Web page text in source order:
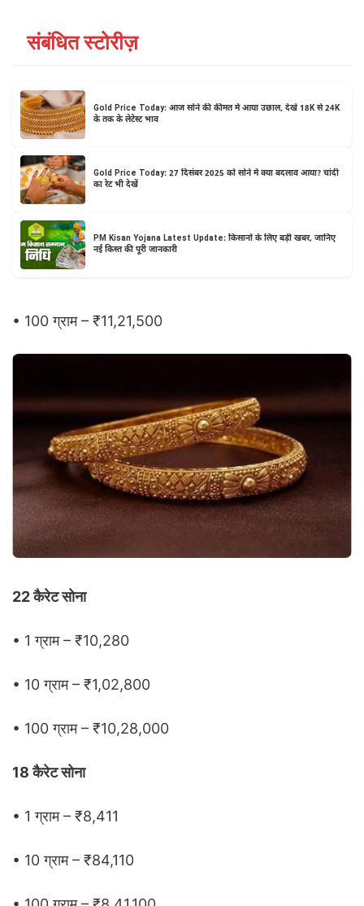
संबंधित स्टोरीज़
Gold Price Today: आज सोने की कीमत में आया उछाल, देखे 18K से 24K
के तक के लेटेस्ट भाव
Gold Price Today: 27 दिसंबर 2025 को सोने में क्या बदलाव आया? चांदी
का रेट भी देखें
PM Kisan Yojana Latest Update: किसानों के लिए बड़ी खबर, जानिए
नई किस्त की पूरी जानकारी
• 100 ग्राम – ₹11,21,500
22 कैरेट सोना
• 1 ग्राम – ₹10,280
• 10 ग्राम – ₹1,02,800
• 100 ग्राम – ₹10,28,000
18 कैरेट सोना
• 1 ग्राम – ₹8,411
• 10 ग्राम – ₹84,110